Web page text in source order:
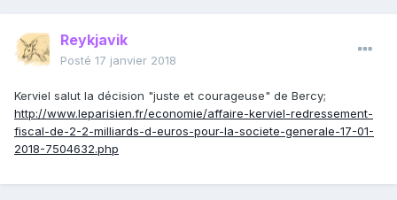
Reykjavik
Posté 17 janvier 2018
Kerviel salut la décision "juste et courageuse" de Bercy;
http://www.leparisien.fr/economie/affaire-kerviel-redressement-
fiscal-de-2-2-milliards-d-euros-pour-la-societe-generale-17-01-
2018-7504632.php